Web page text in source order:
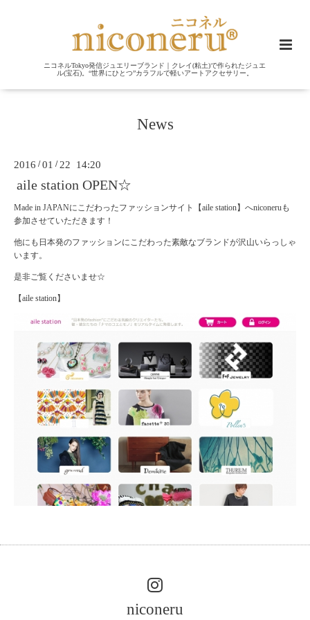
ニコネルTokyo発信ジュエリーブランド｜クレイ(粘土)で作られたジュエ
ル(宝石)。“世界にひとつ”カラフルで軽いアートアクセサリー。
News
2016 /01 / 22 14:20
aile station OPEN☆
Made in JAPANにこだわったファッションサイト【aile station】へniconeruも
参加させていただきます！
他にも日本発のファッションにこだわった素敵なブランドが沢山いらっしゃ
います。
是非ご覧くださいませ☆
【aile station】
niconeru